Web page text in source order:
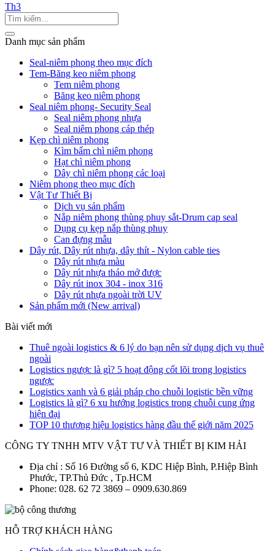
Th3
Danh mục sản phẩm
Seal-niêm phong theo mục đích
Tem-Băng keo niêm phong
Tem niêm phong
Băng keo niêm phong
Seal niêm phong- Security Seal
Seal niêm phong nhựa
Seal niêm phong cáp thép
Kẹp chì niêm phong
Kìm bấm chì niêm phong
Hạt chì niêm phong
Dây chì niêm phong các loại
Niêm phong theo mục đích
Vật Tư Thiết Bị
Dịch vụ sản phẩm
Nắp niêm phong thùng phuy sắt-Drum cap seal
Dụng cụ kẹp nắp thùng phuy
Can đựng mẫu
Dây rút, Dây rút nhựa, dây thít - Nylon cable ties
Dây rút nhựa màu
Dây rút nhựa tháo mở được
Dây rút inox 304 - inox 316
Dây rút nhựa ngoài trời UV
Sản phẩm mới (New arrival)
Bài viết mới
Thuê ngoài logistics & 6 lý do bạn nên sử dụng dịch vụ thuê
ngoài
Logistics ngược là gì? 5 hoạt động cốt lõi trong logistics
ngược
Logistics xanh và 6 giải pháp cho chuỗi logistic bền vững
Logistics là gì? 6 xu hướng logistics trong chuỗi cung ứng
hiện đại
TOP 10 thương hiệu logistics hàng đầu thế giới năm 2025
CÔNG TY TNHH MTV VẬT TƯ VÀ THIẾT BỊ KIM HẢI
Địa chỉ : Số 16 Đường số 6, KDC Hiệp Bình, P.Hiệp Bình
Phước, TP.Thủ Đức , Tp.HCM
Phone: 028. 62 72 3869 – 0909.630.869
HỖ TRỢ KHÁCH HÀNG